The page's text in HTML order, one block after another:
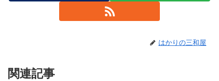
はかりの三和屋
関連記事